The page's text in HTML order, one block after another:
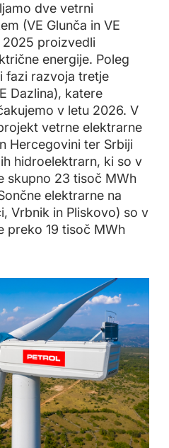
dve vetrni
(VE Glunča in VE
2025 proizvedli
energije. Poleg
fazi razvoja tretje
Dazlina), katere
v letu 2026. V
vetrne elektrarne
Hercegovini ter Srbiji
hidroelektrarn, ki so v
skupno 23 tisoč MWh
elektrarne na
Vrbnik in Pliskovo) so v
preko 19 tisoč MWh